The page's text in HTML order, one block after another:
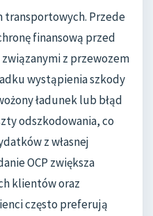
transportowych. Przede
finansową przed
z przewozem
wystąpienia szkody
ładunek lub błąd
odszkodowania, co
z własnej
OCP zwiększa
klientów oraz
często preferują